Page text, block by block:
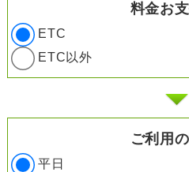
料金お
ETC
ETC以外
ご利用
平日